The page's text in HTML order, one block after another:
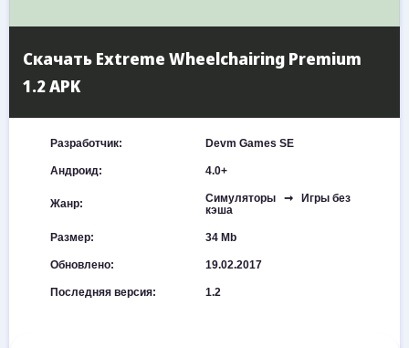
Скачать Extreme Wheelchairing Premium
1.2 APK
Разработчик: Devm Games SE
Андроид: 4.0+
Жанр:
Симуляторы ➞ Игры без
кэша
Размер: 34 Mb
Обновлено: 19.02.2017
Последняя версия: 1.2